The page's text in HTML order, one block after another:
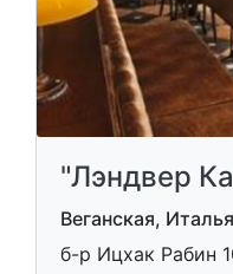
"Лэндвер
Веганская,
б-р Ицхак Рабин